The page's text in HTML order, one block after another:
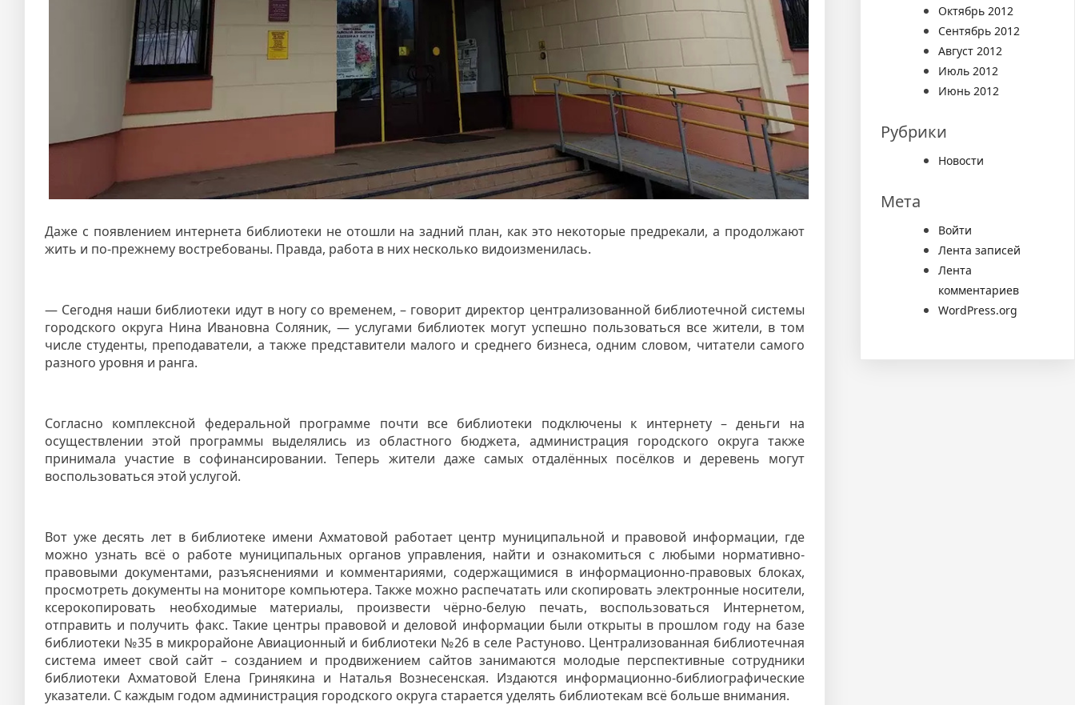
Даже с появлением интернета библиотеки не отошли на задний план, как это некоторые предрекали, а продолжают
жить и по-прежнему востребованы. Правда, работа в них несколько видоизменилась.
— Сегодня наши библиотеки идут в ногу со временем, – говорит директор централизованной библиотечной системы
городского округа Нина Ивановна Соляник, — услугами библиотек могут успешно пользоваться все жители, в том
числе студенты, преподаватели, а также представители малого и среднего бизнеса, одним словом, читатели самого
разного уровня и ранга.
Согласно комплексной федеральной программе почти все библиотеки подключены к интернету – деньги на
осуществлении этой программы выделялись из областного бюджета, администрация городского округа также
принимала участие в софинансировании. Теперь жители даже самых отдалённых посёлков и деревень могут
воспользоваться этой услугой.
Вот уже десять лет в библиотеке имени Ахматовой работает центр муниципальной и правовой информации, где
можно узнать всё о работе муниципальных органов управления, найти и ознакомиться с любыми нормативно-
правовыми документами, разъяснениями и комментариями, содержащимися в информационно-правовых блоках,
просмотреть документы на мониторе компьютера. Также можно распечатать или скопировать электронные носители,
ксерокопировать необходимые материалы, произвести чёрно-белую печать, воспользоваться Интернетом,
отправить и получить факс. Такие центры правовой и деловой информации были открыты в прошлом году на базе
библиотеки №35 в микрорайоне Авиационный и библиотеки №26 в селе Растуново. Централизованная библиотечная
система имеет свой сайт – созданием и продвижением сайтов занимаются молодые перспективные сотрудники
библиотеки Ахматовой Елена Гринякина и Наталья Вознесенская. Издаются информационно-библиографические
указатели. С каждым годом администрация городского округа старается уделять библиотекам всё больше внимания.
Октябрь 2012
Сентябрь 2012
Август 2012
Июль 2012
Июнь 2012
Рубрики
Новости
Мета
Войти
Лента записей
Лента
комментариев
WordPress.org